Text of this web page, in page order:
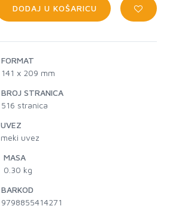
DODAJ U KOŠARICU
FORMAT
141 x 209 mm
BROJ STRANICA
516 stranica
UVEZ
meki uvez
MASA
0.30 kg
BARKOD
9798855414271